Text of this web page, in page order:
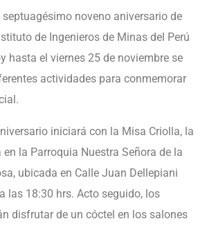
noveno aniversario de
de Ingenieros de Minas del Perú
hasta el viernes 25 de noviembre se
actividades para conmemorar
iniciará con la Misa Criolla, la
la Parroquia Nuestra Señora de la
ubicada en Calle Juan Dellepiani
las 18:30 hrs. Acto seguido, los
disfrutar de un cóctel en los salones